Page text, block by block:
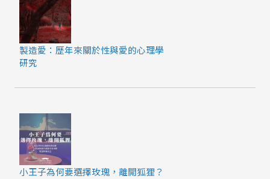
製造愛：歷年來關於性與愛的心理學
研究
小王子為何要選擇玫瑰，離開狐狸？